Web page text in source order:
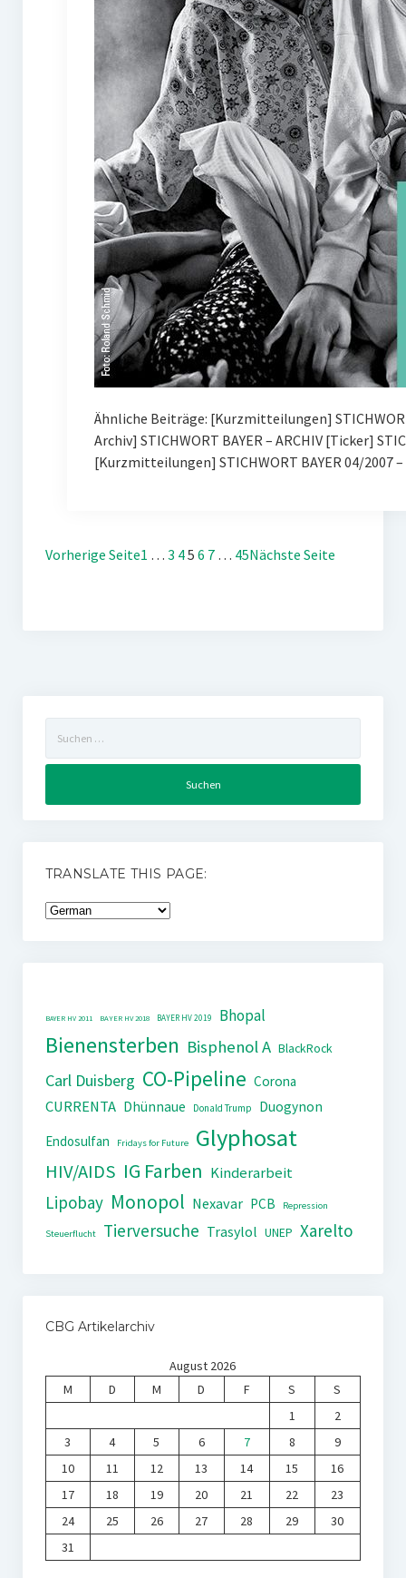
Ähnliche Beiträge: [Kurzmitteilungen]
Archiv] STICHWORT BAYER – ARCHIV [Ticker]
[Kurzmitteilungen] STICHWORT BAYER 04/2007
Vorherige Seite1 … 3 45 6 7 … 45Nächste Seite
nach:
TRANSLATE THIS PAGE:
BAYER HV 2011 BAYER HV 2018 BAYER HV 2019 Bhopal
Bienensterben Bisphenol A BlackRock
Carl Duisberg CO-Pipeline Corona
CURRENTA Dhünnaue Donald Trump
Duogynon
Endosulfan
Fridays for Future Glyphosat
HIV/AIDS IG Farben Kinderarbeit
Lipobay Monopol Nexavar PCB Repression
Steuerflucht Tierversuche Trasylol UNEP Xarelto
CBG Artikelarchiv
August 2026
M
D M D F S
S
1
2
3
4 5 6 7 8
9
10
11 12 13 14 15
16
17
18 19 20 21 22
23
24
25 26 27 28 29
30
31